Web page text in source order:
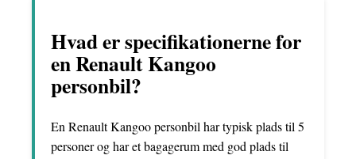
Hvad er specifikationerne for
en Renault Kangoo
personbil?
En Renault Kangoo personbil har typisk plads til 5
personer og har et bagagerum med god plads til